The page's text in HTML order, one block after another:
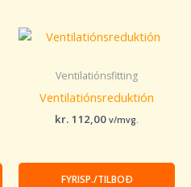
Ventilatiónsfitting
Ventilatiónsreduktión
kr. 112,00 v/mvg.
FYRISP./TILBOÐ